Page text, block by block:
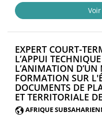
EXPERT COURT-
L’APPUI
L’ANIMATION D’UN
FORMATION SUR
DOCUMENTS DE
ET TERRITORIALE
AFRIQUE